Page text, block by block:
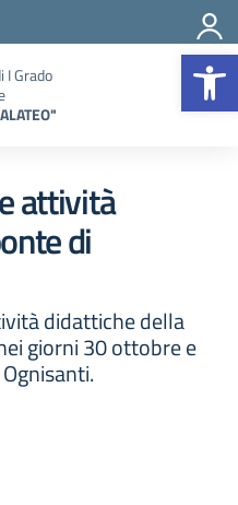
I Grado
attività
di
didattiche della
giorni 30 ottobre e